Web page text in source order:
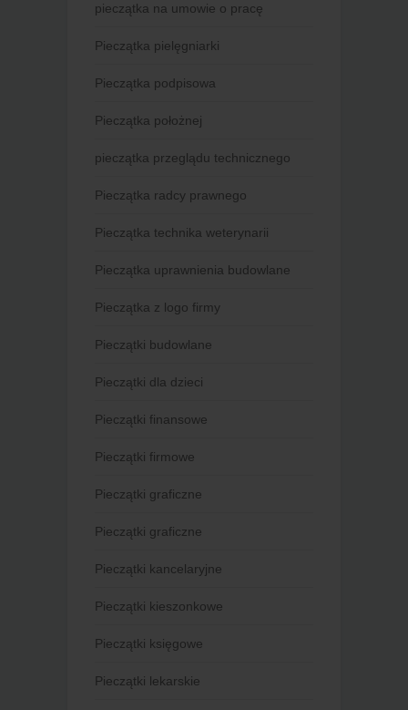
pieczątka na umowie o pracę
Pieczątka pielęgniarki
Pieczątka podpisowa
Pieczątka położnej
pieczątka przeglądu technicznego
Pieczątka radcy prawnego
Pieczątka technika weterynarii
Pieczątka uprawnienia budowlane
Pieczątka z logo firmy
Pieczątki budowlane
Pieczątki dla dzieci
Pieczątki finansowe
Pieczątki firmowe
Pieczątki graficzne
Pieczątki graficzne
Pieczątki kancelaryjne
Pieczątki kieszonkowe
Pieczątki księgowe
Pieczątki lekarskie